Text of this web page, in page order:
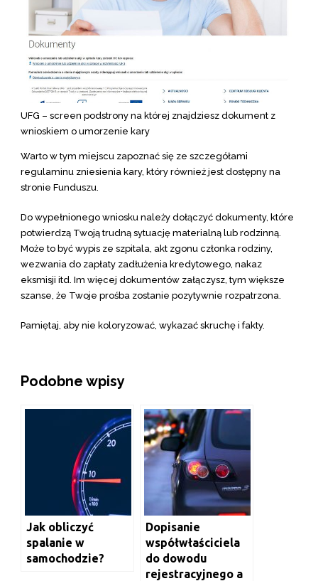
UFG – screen podstrony na której znajdziesz dokument z
wnioskiem o umorzenie kary
Warto w tym miejscu zapoznać się ze szczegółami
regulaminu zniesienia kary, który również jest dostępny na
stronie Funduszu.
Do wypełnionego wniosku należy dołączyć dokumenty, które
potwierdzą Twoją trudną sytuację materialną lub rodzinną.
Może to być wypis ze szpitala, akt zgonu członka rodziny,
wezwania do zapłaty zadłużenia kredytowego, nakaz
eksmisji itd. Im więcej dokumentów załączysz, tym większe
szanse, że Twoje prośba zostanie pozytywnie rozpatrzona.
Pamiętaj, aby nie koloryzować, wykazać skruchę i fakty.
Podobne wpisy
Jak obliczyć
spalanie w
samochodzie?
Dopisanie
współwłaściciela
do dowodu
rejestracyjnego a